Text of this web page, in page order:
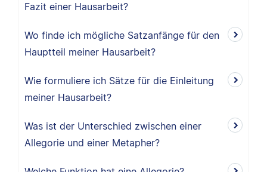
Fazit einer Hausarbeit?
Wo finde ich mögliche Satzanfänge für den
Hauptteil meiner Hausarbeit?
Wie formuliere ich Sätze für die Einleitung
meiner Hausarbeit?
Was ist der Unterschied zwischen einer
Allegorie und einer Metapher?